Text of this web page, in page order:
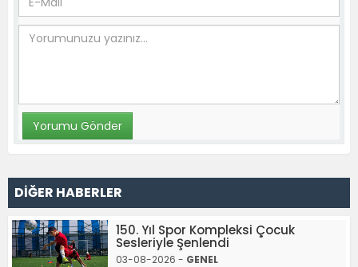
DİĞER HABERLER
150. Yıl Spor Kompleksi Çocuk
Sesleriyle Şenlendi
03-08-2026 - GENEL